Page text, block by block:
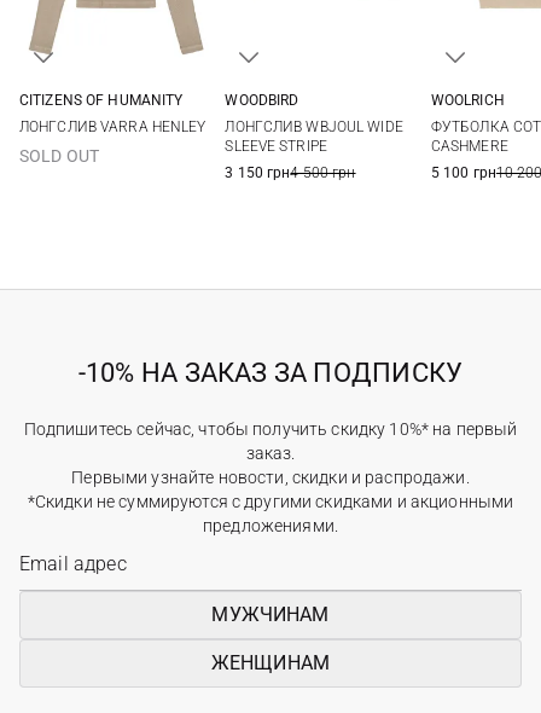
CITIZENS OF HUMANITY
ЛОНГСЛИВ VARRA HENLEY
SOLD OUT
WOODBIRD
ЛОНГСЛИВ WBJOUL WIDE
SLEEVE STRIPE
3 150 грн4 500 грн
WOOLRICH
ФУТБОЛКА
CASHMERE
5 100 грн10
-10% НА ЗАКАЗ ЗА ПОДПИСКУ
Подпишитесь сейчас, чтобы получить скидку 10%* на первый
заказ.
Первыми узнайте новости, скидки и распродажи.
*Скидки не суммируются с другими скидками и акционными
предложениями.
МУЖЧИНАМ
ЖЕНЩИНАМ